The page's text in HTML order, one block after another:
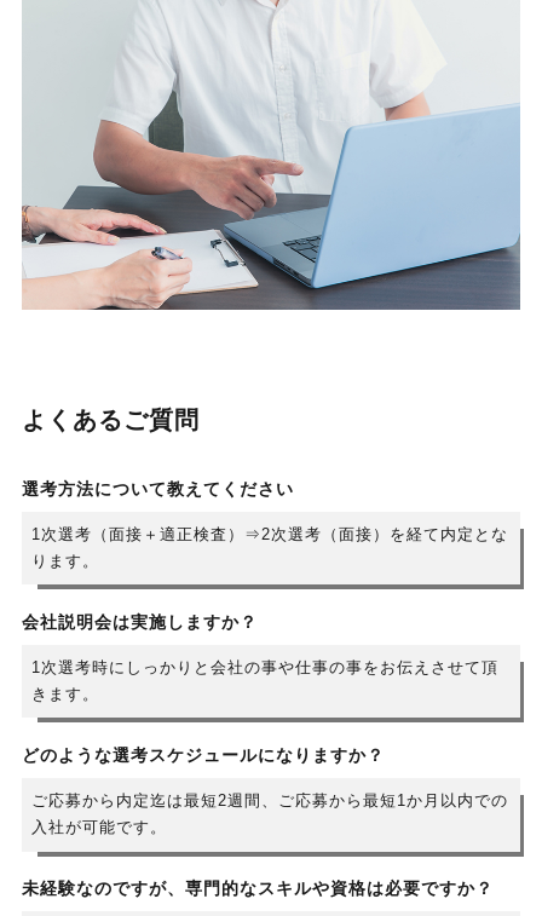
よくあるご質問
選考方法について教えてください
1次選考（面接＋適正検査）⇒2次選考（面接）を経て内定とな
ります。
会社説明会は実施しますか？
1次選考時にしっかりと会社の事や仕事の事をお伝えさせて頂
きます。
どのような選考スケジュールになりますか？
ご応募から内定迄は最短2週間、ご応募から最短1か月以内での
入社が可能です。
未経験なのですが、専門的なスキルや資格は必要ですか？